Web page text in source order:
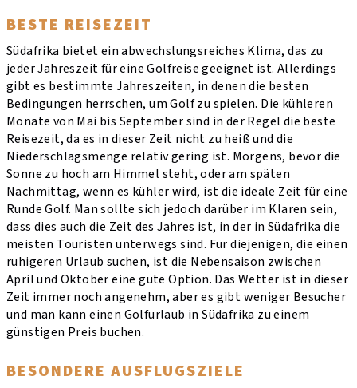
BESTE REISEZEIT
Südafrika bietet ein abwechslungsreiches Klima, das zu
jeder Jahreszeit für eine Golfreise geeignet ist. Allerdings
gibt es bestimmte Jahreszeiten, in denen die besten
Bedingungen herrschen, um Golf zu spielen. Die kühleren
Monate von Mai bis September sind in der Regel die beste
Reisezeit, da es in dieser Zeit nicht zu heiß und die
Niederschlagsmenge relativ gering ist. Morgens, bevor die
Sonne zu hoch am Himmel steht, oder am späten
Nachmittag, wenn es kühler wird, ist die ideale Zeit für eine
Runde Golf. Man sollte sich jedoch darüber im Klaren sein,
dass dies auch die Zeit des Jahres ist, in der in Südafrika die
meisten Touristen unterwegs sind. Für diejenigen, die einen
ruhigeren Urlaub suchen, ist die Nebensaison zwischen
April und Oktober eine gute Option. Das Wetter ist in dieser
Zeit immer noch angenehm, aber es gibt weniger Besucher
und man kann einen Golfurlaub in Südafrika zu einem
günstigen Preis buchen.
BESONDERE AUSFLUGSZIELE